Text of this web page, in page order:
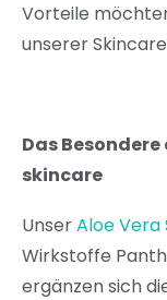
Vorteile
unserer
Das
skincare
UnserAloe Vera
Wirkstoffe
ergänzen sich